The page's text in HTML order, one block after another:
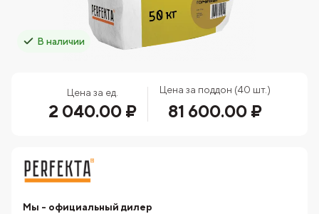
В наличии
Цена за ед.
2 040.00 ₽
Цена за поддон (40 шт.)
81 600.00 ₽
Мы - официальный дилер